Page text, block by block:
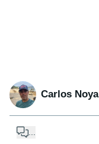
Carlos Noya